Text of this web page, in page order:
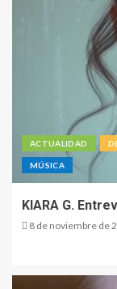
ACTUALIDAD
MÚSICA
KIARA G.
8 de noviembre de